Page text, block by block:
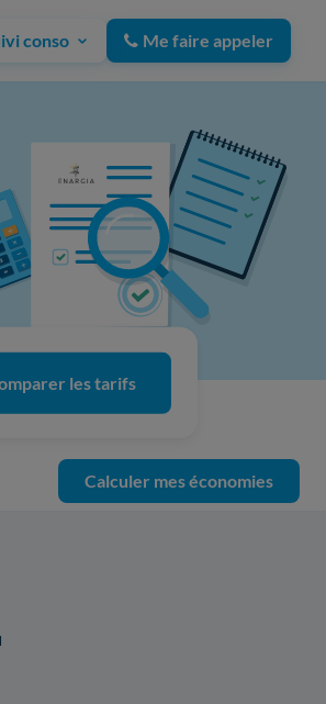
conso Me faire appeler
les tarifs
Calculer mes économies